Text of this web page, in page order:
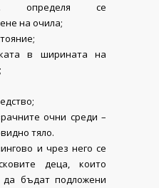
определя се
на очила;
в ширината на
очни среди –
тяло.
и чрез него се
деца, които
да бъдат подложени